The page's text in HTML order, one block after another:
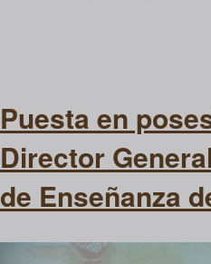
Puesta en
Director
de Enseñanza